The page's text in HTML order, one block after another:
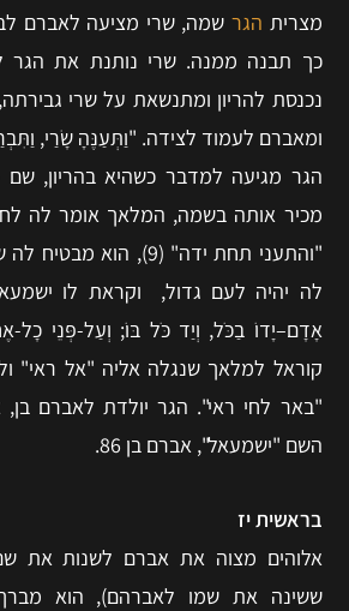
מצרית הגרשמה, שרי מציעה לאברם
כך תבנה ממנה. שרי נותנת את הגר
נכנסת להריון ומתנשאת על שרי
ומאברם לעמוד לצידה. "וַתְּעַנֶּהָ שָׂרַי,
הגר מגיעה למדבר כשהיא בהריון,
מכיר אותה בשמה, המלאך אומר לה
"והתעני תחת ידה" (9),
לה יהיה לעם גדול, וקראת לו
קוראל למלאך שנגלה אליה "אל ראי"
"באר לחי ראי". הגר יולדת לאברם בן,
השם "ישמעאל", אברם בן 86.
בראשית יז
אלוהים מצוה את אברם לשנות את
ששינה את שמו לאברהם), הוא